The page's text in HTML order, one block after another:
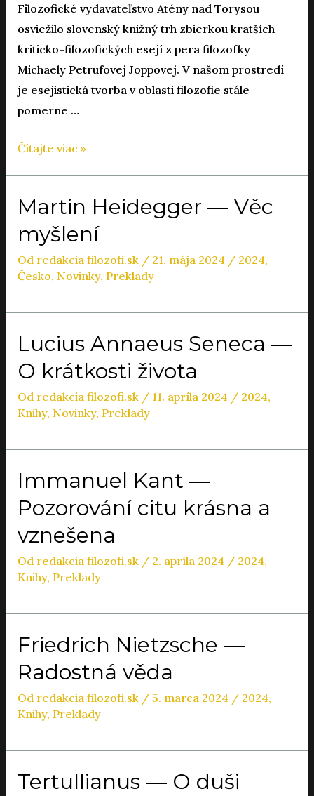
Filozofické vydavateľstvo Atény nad Torysou
osviežilo slovenský knižný trh zbierkou kratších
kriticko-filozofických esejí z pera filozofky
Michaely Petrufovej Joppovej. V našom prostredí
je esejistická tvorba v oblasti filozofie stále
pomerne …
Michaela
—
Radosť
myslieť
Čítajte viac »
Martin Heidegger — Věc
myšlení
Od redakcia filozofi.sk / 21. mája 2024 / 2024,
Česko, Novinky, Preklady
Lucius Annaeus Seneca —
O krátkosti života
Od redakcia filozofi.sk / 11. apríla 2024 / 2024,
Knihy, Novinky, Preklady
Immanuel Kant —
Pozorování citu krásna a
vznešena
Od redakcia filozofi.sk / 2. apríla 2024 / 2024,
Knihy, Preklady
Friedrich Nietzsche —
Radostná věda
Od redakcia filozofi.sk / 5. marca 2024 / 2024,
Knihy, Preklady
Tertullianus — O duši